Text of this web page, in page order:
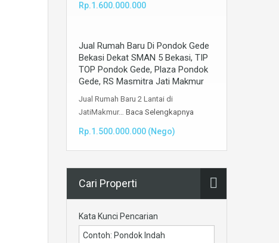
Rp.1.600.000.000
Jual Rumah Baru Di Pondok Gede
Bekasi Dekat SMAN 5 Bekasi, TIP
TOP Pondok Gede, Plaza Pondok
Gede, RS Masmitra Jati Makmur
Jual Rumah Baru 2 Lantai di
JatiMakmur… Baca Selengkapnya
Rp.1.500.000.000 (Nego)
Cari Properti
Kata Kunci Pencarian